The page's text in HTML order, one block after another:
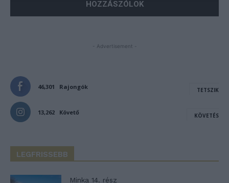
- Advertisement -
46,301 Rajongók TETSZIK
13,262 Követő KÖVETÉS
LEGFRISSEBB
Minka 14. rész